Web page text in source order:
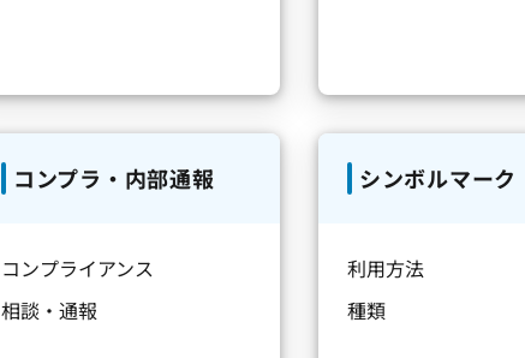
コンプラ・内部通報
コンプライアンス
相談・通報
シンボルマーク
利用方法
種類